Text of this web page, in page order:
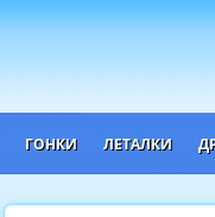
ГОНКИ ЛЕТАЛКИ